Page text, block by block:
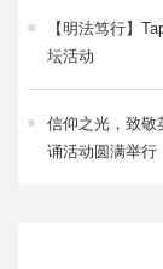
【明法笃行】
坛活动
信仰之光，致敬
诵活动圆满举行